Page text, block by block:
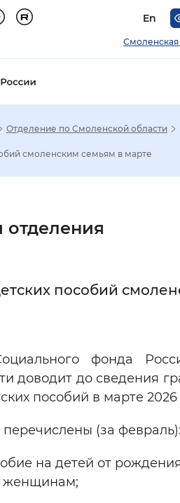
En
Смоленская
отображения
Увеличенный
Увеличенный
Цвет сайта
Инверсивный
Синий фон
Отделение по Смоленской области
смоленским семьям в марте
отделения
пособий
фонда
доводит до сведения
пособий в марте 2026
перечислены (за
на детей от
женщинам;